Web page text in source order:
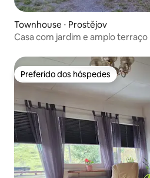
Townhouse ⋅ Prostějov
Casa com jardim e amplo terraço
Preferido dos hóspedes
Preferido dos hóspedes